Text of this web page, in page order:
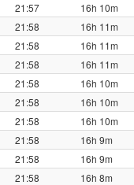
21:57
16h 10m
21:58
16h 11m
21:58
16h 11m
21:58
16h 11m
21:58
16h 10m
21:58
16h 10m
21:58
16h 10m
21:58
16h 9m
21:58
16h 9m
21:58
16h 8m